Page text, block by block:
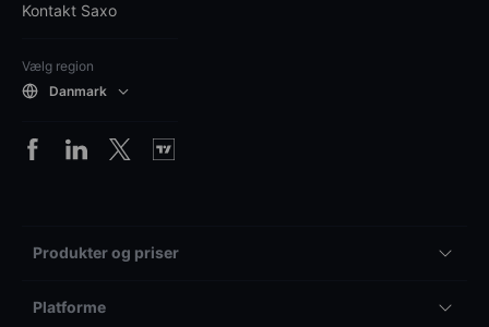
Kontakt Saxo
Vælg region
Danmark
Produkter og priser
Platforme